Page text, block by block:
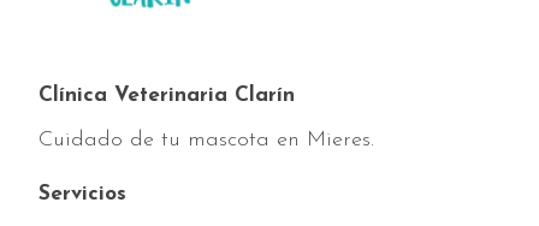
Clínica Veterinaria Clarín
Cuidado de tu mascota en Mieres.
Servicios